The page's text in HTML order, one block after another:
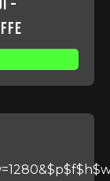
–